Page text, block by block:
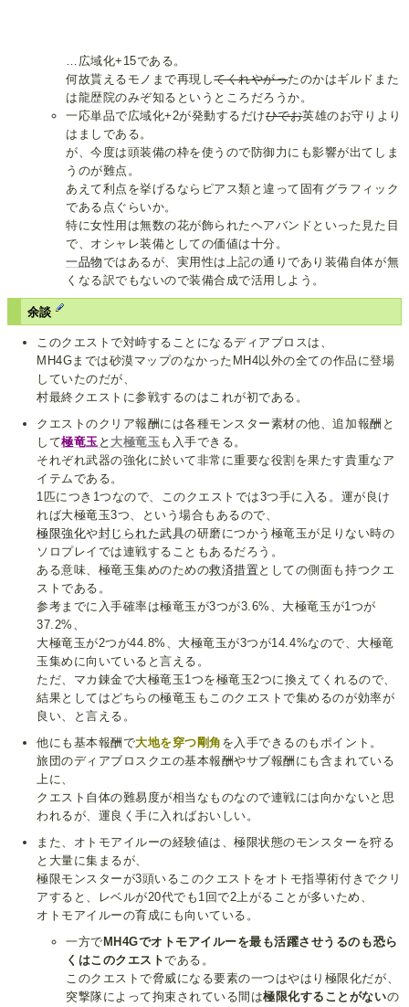
…広域化+15である。
何故貰えるモノまで再現してくれやがったのかはギルドまた
は龍歴院のみぞ知るというところだろうか。
一応単品で広域化+2が発動するだけひでお英雄のお守りより
はましである。
が、今度は頭装備の枠を使うので防御力にも影響が出てしま
うのが難点。
あえて利点を挙げるならピアス類と違って固有グラフィック
である点ぐらいか。
特に女性用は無数の花が飾られたヘアバンドといった見た目
で、オシャレ装備としての価値は十分。
一品物ではあるが、実用性は上記の通りであり装備自体が無
くなる訳でもないので装備合成で活用しよう。
余談
このクエストで対峙することになるディアブロスは、
MH4Gまでは砂漠マップのなかったMH4以外の全ての作品に登場
していたのだが、
村最終クエストに参戦するのはこれが初である。
クエストのクリア報酬には各種モンスター素材の他、追加報酬と
して極竜玉 と 大極竜玉 も入手できる。
それぞれ武器の強化に於いて非常に重要な役割を果たす貴重なア
イテムである。
1匹につき1つなので、このクエストでは3つ手に入る。運が良け
れば大極竜玉3つ、という場合もあるので、
極限強化や封じられた武具の研磨につかう極竜玉が足りない時の
ソロプレイでは連戦することもあるだろう。
ある意味、極竜玉集めのための救済措置としての側面も持つクエ
ストである。
参考までに入手確率は極竜玉が3つが3.6%、大極竜玉が1つが
37.2%、
大極竜玉が2つが44.8%、大極竜玉が3つが14.4%なので、大極竜
玉集めに向いていると言える。
ただ、マカ錬金で大極竜玉1つを極竜玉2つに換えてくれるので、
結果としてはどちらの極竜玉もこのクエストで集めるのが効率が
良い、と言える。
他にも基本報酬で大地を穿つ剛角 を入手できるのもポイント。
旅団のディアブロスクエの基本報酬やサブ報酬にも含まれている
上に、
クエスト自体の難易度が相当なものなので連戦には向かないと思
われるが、運良く手に入ればおいしい。
また、オトモアイルーの経験値は、極限状態のモンスターを狩る
と大量に集まるが、
極限モンスターが3頭いるこのクエストをオトモ指導術付きでクリ
アすると、レベルが20代でも1回で2上がることが多いため、
オトモアイルーの育成にも向いている。
一方で MH4Gでオトモアイルーを最も活躍させうるのも恐ら
くはこのクエストである。
このクエストで脅威になる要素の一つはやはり極限化だが、
突撃隊によって拘束されている間は極限化することがないの